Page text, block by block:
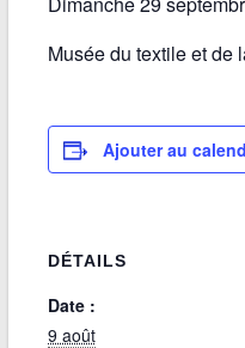
Musée du textile et de
Ajouter au
DÉTAILS
Date :
9 août